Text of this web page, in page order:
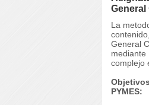
General
La
General
mediante
complejo
PYMES: